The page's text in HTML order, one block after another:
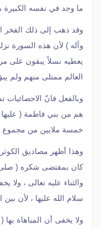
ما وجد في نفسه الكبيرة
وقد ذهب إلى ذلك الفخر
وآله ) لأن هذه السورة
يعطيه نسلاً يبقون على
العالم ممتلى منهم ولم
وبالفعل فانّ
هم من بني فاطمة (
خمسة ملايين من مجموع
وهذا أظهر مصاديق الكوثر
كان بمقتضى شكره ( صلى
والثناء عليه تعالى ، ولا
سلام الله عليها ، لأن بين
ولا يخفى أن المباهاة بها